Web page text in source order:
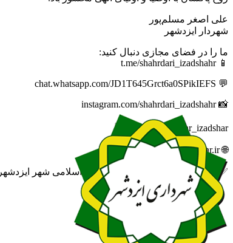
علی اصغر مسلم‌پور
شهردار ایزدشهر
ما را در فضای مجازی دنبال کنید:
📱 t.me/shahrdari_izadshahr
💬 chat.whatsapp.com/JD1T645Grct6a0SPikIEFS
📸 instagram.com/shahrdari_izadshahr
🆔 eitaa.com/khabar_izadshar
🌐 izadshahr.ir
✅ روابط عمومی شهرداری و شورای اسلامی شهر ایزدشهر